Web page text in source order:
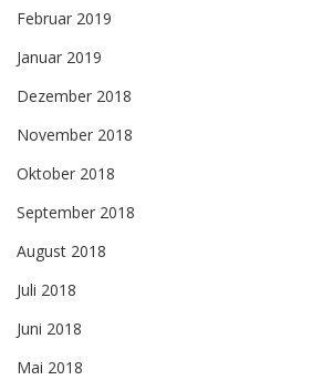
Februar 2019
Januar 2019
Dezember 2018
November 2018
Oktober 2018
September 2018
August 2018
Juli 2018
Juni 2018
Mai 2018